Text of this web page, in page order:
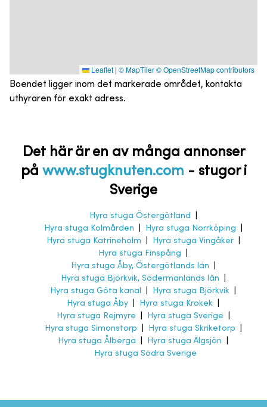
Leaflet | © MapTiler© OpenStreetMap contributors
Boendet ligger inom det markerade området, kontakta
uthyraren för exakt adress.
Det här är en av många annonser
på www.stugknuten.com - stugor i
Sverige
Hyra stuga Östergötland
Hyra stuga Kolmården
Hyra stuga Norrköping
Hyra stuga Katrineholm
Hyra stuga Vingåker|
Hyra stuga Finspång
Hyra stuga Åby, Östergötlands län
Hyra stuga Björkvik, Södermanlands län
Hyra stuga Göta kanal
Hyra stuga Björkvik
Hyra stuga Åby
Hyra stuga Krokek
Hyra stuga Rejmyre
Hyra stuga Sverige
Hyra stuga Simonstorp
Hyra stuga Skriketorp
Hyra stuga Ålberga
Hyra stuga Älgsjön
Hyra stuga Södra Sverige